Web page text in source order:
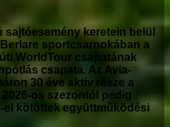
keretein belül
sportcsarnokában a
WorldTour csapatának
csapata. Az Avia-
30 éve aktív része a
os szezontól pedig
el kötöttek együttműködési